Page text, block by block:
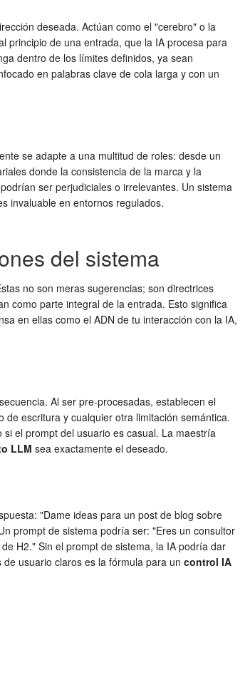
deseada. Actúan como el "cerebro" o la
principio de una entrada, que la IA procesa para
dentro de los límites definidos, ya sean
en palabras clave de cola larga y con un
se adapte a una multitud de roles: desde un
donde la consistencia de la marca y la
ser perjudiciales o irrelevantes. Un sistema
invaluable en entornos regulados.
del sistema
no son meras sugerencias; son directrices
como parte integral de la entrada. Esto significa
en ellas como el ADN de tu interacción con la IA,
Al ser pre-procesadas, establecen el
escritura y cualquier otra limitación semántica.
el prompt del usuario es casual. La maestría
LLM sea exactamente el deseado.
"Dame ideas para un post de blog sobre
prompt de sistema podría ser: "Eres un consultor
H2." Sin el prompt de sistema, la IA podría dar
usuario claros es la fórmula para un control IA